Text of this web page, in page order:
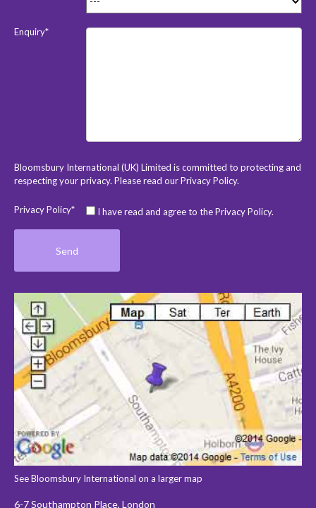
Enquiry*
Bloomsbury International (UK) Limited is committed to protecting and
respecting your privacy. Please read ourPrivacy Policy.
Privacy Policy* I have read and agree to the Privacy Policy.
See Bloomsbury International on a larger map
6-7 Southampton Place, London